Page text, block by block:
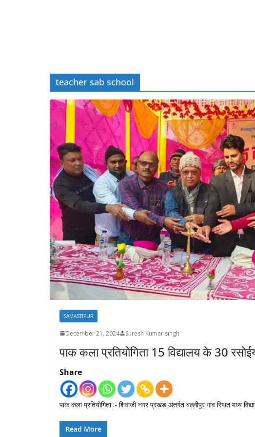
teacher sab school
SAMASTIPUR
December 21, 2024 Suresh Kumar singh
पाक कला प्रतियोगिता 15 विद्यालय के 30
Share
पाक कला प्रतियोगिता :- शिवाजी नगर प्रखंड अंतर्गत बल्लीपुर गांव स्थित मध्य
Read More